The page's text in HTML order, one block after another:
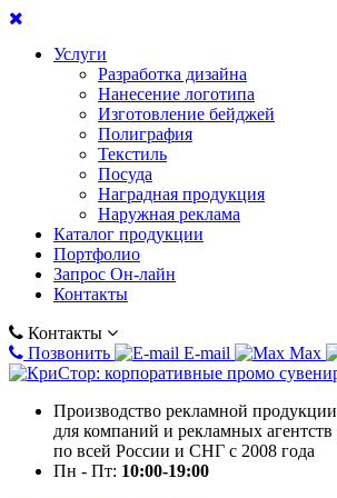
Услуги
Разработка дизайна
Нанесение логотипа
Изготовление бейджей
Полиграфия
Текстиль
Посуда
Наградная продукция
Наружная реклама
Каталог продукции
Портфолио
Запрос Он-лайн
Контакты
Контакты
Позвонить
E-mail Max
Производство рекламной продукции
для компаний и рекламных агентств
по всей России и СНГ с 2008 года
Пн - Пт: 10:00-19:00